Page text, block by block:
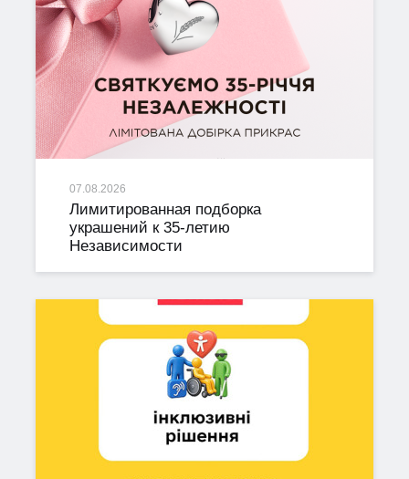
07.08.2026
Лимитированная подборка
украшений к 35-летию
Независимости